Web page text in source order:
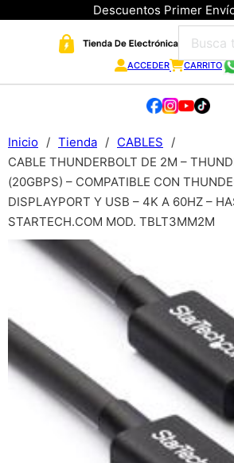
Descuentos Primer
ACCEDER CARRITO
Inicio / Tienda / CABLES
/
CABLE THUNDERBOLT DE 2M –
(20GBPS) – COMPATIBLE CON
DISPLAYPORT Y USB – 4K A 60HZ –
STARTECH.COM MOD. TBLT3MM2M